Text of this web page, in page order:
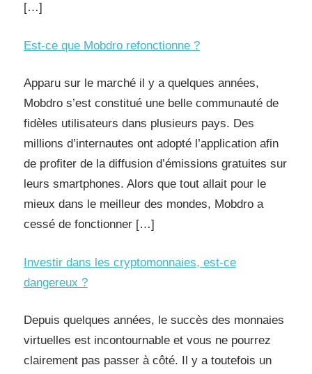
[…]
Est-ce que Mobdro refonctionne ?
Apparu sur le marché il y a quelques années,
Mobdro s’est constitué une belle communauté de
fidèles utilisateurs dans plusieurs pays. Des
millions d’internautes ont adopté l’application afin
de profiter de la diffusion d’émissions gratuites sur
leurs smartphones. Alors que tout allait pour le
mieux dans le meilleur des mondes, Mobdro a
cessé de fonctionner […]
Investir dans les cryptomonnaies, est-ce
dangereux ?
Depuis quelques années, le succès des monnaies
virtuelles est incontournable et vous ne pourrez
clairement pas passer à côté. Il y a toutefois un